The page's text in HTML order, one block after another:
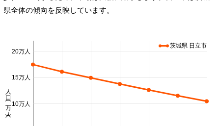
県全体の傾向を反映しています。
10万人
15万人
20万人
人口 (万人)
茨城県 日立市